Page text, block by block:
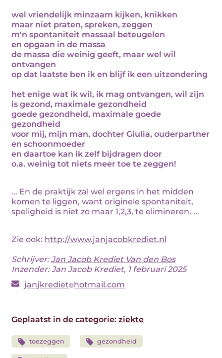
wel vriendelijk minzaam kijken, knikken
maar niet praten, spreken, zeggen
m'n spontaniteit massaal beteugelen
en opgaan in de massa
de massa die weinig geeft, maar wel wil
ontvangen
op dat laatste ben ik en blijf ik een uitzondering
het enige wat ik wil, ik mag ontvangen, wil zijn
is gezond, maximale gezondheid
goede gezondheid, maximale goede
gezondheid
voor mij, mijn man, dochter Giulia, ouderpartner
en schoonmoeder
en daartoe kan ik zelf bijdragen door
o.a. weinig tot niets meer toe te zeggen!
... En de praktijk zal wel ergens in het midden
komen te liggen, want originele spontaniteit,
speligheid is niet zo maar 1,2,3, te elimineren. ...
Zie ook: http://www.janjacobkrediet.nl
Schrijver:Jan Jacob Krediet Van den Bos
Inzender: Jan Jacob Krediet, 1 februari 2025
janjkrediet hotmail.com
Geplaatst in de categorie: ziekte
toezeggen gezondheid